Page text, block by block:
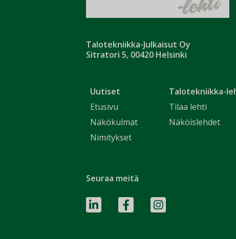
Talotekniikka-Julkaisut Oy
Sitratori 5, 00420 Helsinki
Uutiset
Etusivu
Näkökulmat
Nimitykset
Talotekniikka-
Tilaa lehti
Näköislehdet
Seuraa meitä